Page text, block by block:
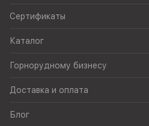
Сертификаты
Каталог
Горнорудному бизнесу
Доставка и оплата
Блог